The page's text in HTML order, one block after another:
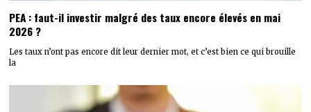
PEA : faut-il investir malgré des taux encore élevés en mai
2026 ?
Les taux n’ont pas encore dit leur dernier mot, et c’est bien ce qui brouille
la